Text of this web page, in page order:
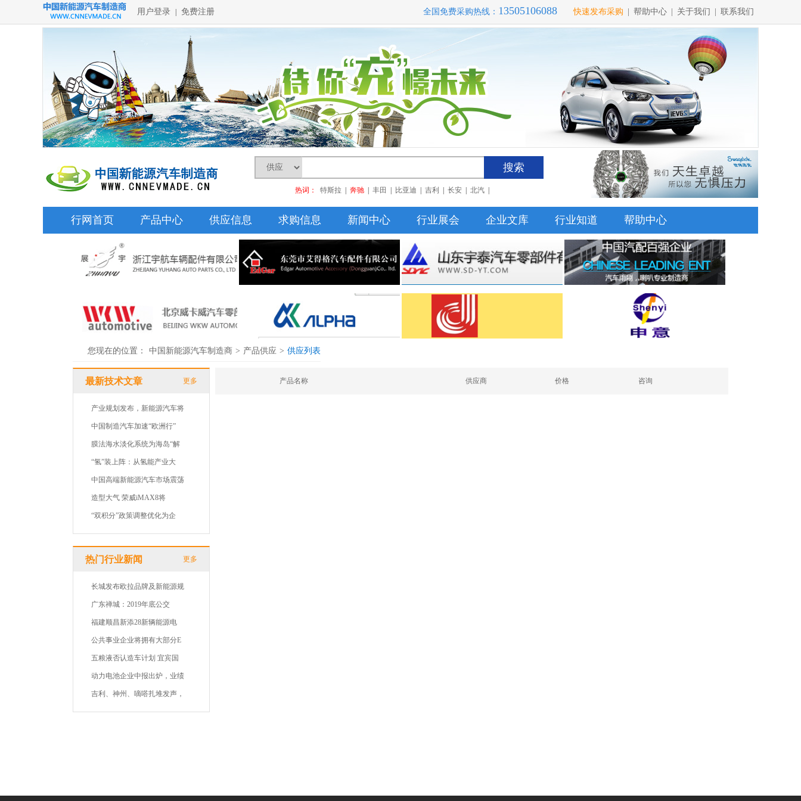
用户登录 免费注册 快速发布采购 帮助中心 关于我们 联系我们
全国免费采购热线： 13505106088
搜索
热词： 特斯拉 奔驰 丰田 比亚迪 吉利 长安 北汽
行网首页 产品中心 供应信息 求购信息 新闻中心 行业展会 企业文库 行业知道 帮助中心
您现在的位置： 中国新能源汽车制造商 > 产品供应 > 供应列表
最新技术文章 更多
产业规划发布，新能源汽车将
中国制造汽车加速“欧洲行”
膜法海水淡化系统为海岛“解
“氢”装上阵：从氢能产业大
中国高端新能源汽车市场震荡
造型大气 荣威iMAX8将
“双积分”政策调整优化为企
热门行业新闻 更多
长城发布欧拉品牌及新能源规
广东禅城：2019年底公交
福建顺昌新添28新辆能源电
公共事业企业将拥有大部分E
五粮液否认造车计划 宜宾国
动力电池企业中报出炉，业绩
吉利、神州、嘀嗒扎堆发声，
产品名称 供应商 价格 咨询